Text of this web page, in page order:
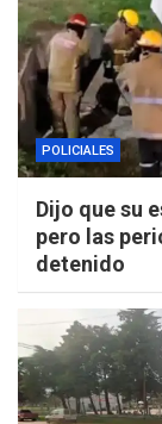
POLICIALES
Dijo que su
pero las
detenido